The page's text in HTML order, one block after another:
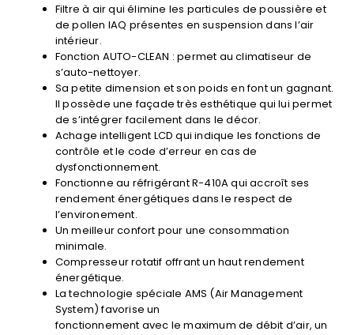
Filtre à air qui élimine les particules de poussière et
de pollen IAQ présentes en suspension dans l’air
intérieur.
Fonction AUTO-CLEAN : permet au climatiseur de
s’auto-nettoyer.
Sa petite dimension et son poids en font un gagnant.
Il possède une façade très esthétique qui lui permet
de s’intégrer facilement dans le décor.
A­chage intelligent LCD qui indique les fonctions de
contrôle et le code d’erreur en cas de
dysfonctionnement.
Fonctionne au réfrigérant R-410A qui accroît ses
rendement énergétiques dans le respect de
l’environement.
Un meilleur confort pour une consommation
minimale.
Compresseur rotatif offrant un haut rendement
énergétique.
La technologie spéciale AMS (Air Management
System) favorise un
fonctionnement avec le maximum de débit d’air, un